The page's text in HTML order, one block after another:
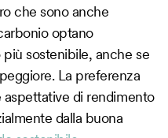
che sono anche
optano
sostenibile, anche se
La preferenza
di rendimento
dalla buona